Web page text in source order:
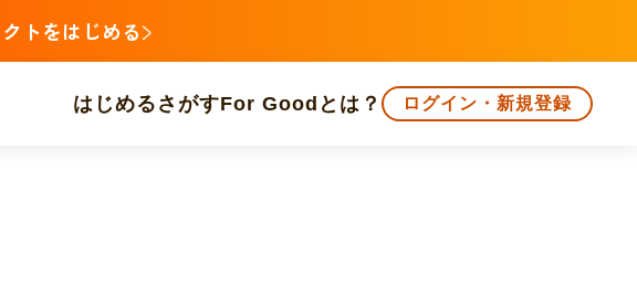
トをはじめる
はじめる さがすFor Goodとは？ ログイン・新規登録